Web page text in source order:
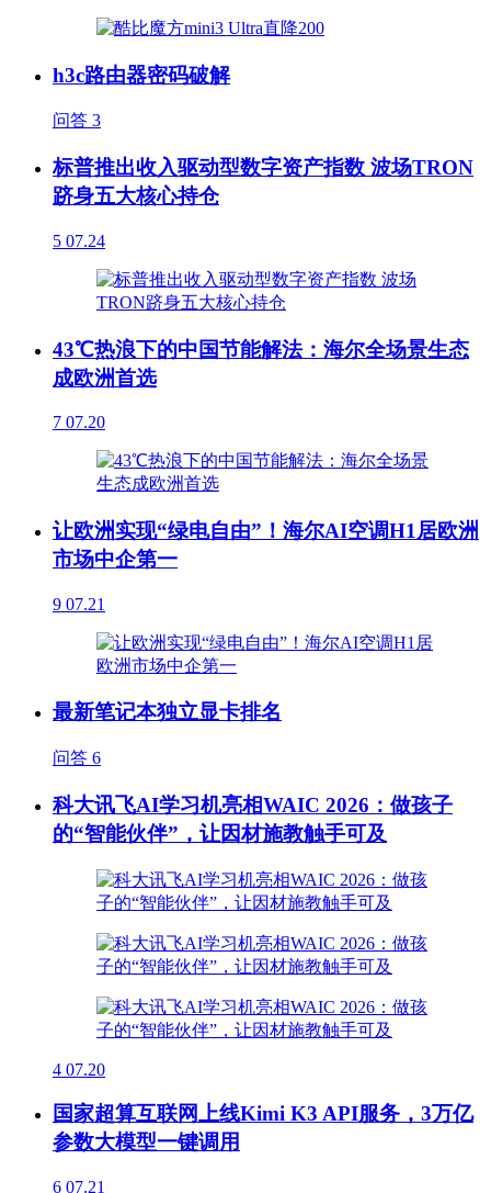
h3c路由器密码破解
问答 3
标普推出收入驱动型数字资产指数 波场TRON
跻身五大核心持仓
5 07.24
43℃热浪下的中国节能解法：海尔全场景生态
成欧洲首选
7 07.20
让欧洲实现“绿电自由”！海尔AI空调H1居欧洲
市场中企第一
9 07.21
最新笔记本独立显卡排名
问答 6
科大讯飞AI学习机亮相WAIC 2026：做孩子
的“智能伙伴”，让因材施教触手可及
4 07.20
国家超算互联网上线Kimi K3 API服务，3万亿
参数大模型一键调用
6 07.21